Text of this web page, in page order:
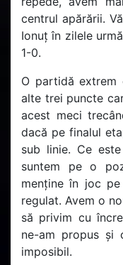
centrul apărării.
Ionuț în zilele
1-0.
O partidă extrem
alte trei puncte
acest meci
dacă pe finalul
sub linie. Ce
suntem pe o
menține în joc
regulat. Avem o
să privim cu
ne-am propus și
imposibil.